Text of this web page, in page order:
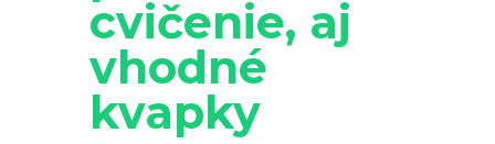
cvičenie, aj
vhodné
kvapky